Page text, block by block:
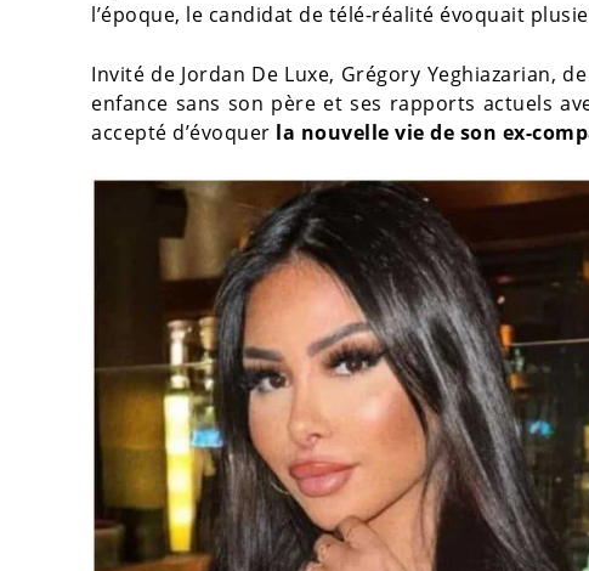
l’époque, le candidat de télé-réalité évoquait
Invité de Jordan De Luxe, Grégory Yeghiazarian,
enfance sans son père et ses rapports actuels
accepté d’évoquer la nouvelle vie de son ex-